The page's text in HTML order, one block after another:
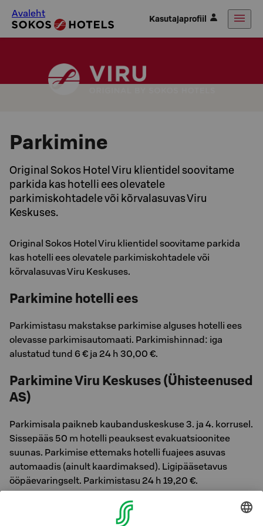
Avaleht Kasutajaprofiil
Parkimine
Original Sokos Hotel Viru klientidel soovitame
parkida kas hotelli ees olevatele
parkimiskohtadele või kõrvalasuvas Viru
Keskuses.
Original Sokos Hotel Viru klientidel soovitame parkida
kas hotelli ees olevatele parkimiskohtadele või
kõrvalasuvas Viru Keskuses.
Parkimine hotelli ees
Parkimistasu makstakse parkimise alguses hotelli ees
olevasse parkimisautomaati. Parkimishinnad: iga
alustatud tund 6 € ja 24 h 30,00 €.
Parkimine Viru Keskuses (Ühisteenused
AS)
Parkimisala paikneb kaubanduskeskuse 3. ja 4. korrusel.
Sissepääs 50 m hotelli peauksest evakuatsioonitee
suunas. Parkimise ettemaks hotelli fuajees asuvas
automaadis (ainult kaardimaksed). Ligipääsetavus
ööpäevaringselt. Parkimistasu 24 h 19,20 €.
Elektriauto laadimine